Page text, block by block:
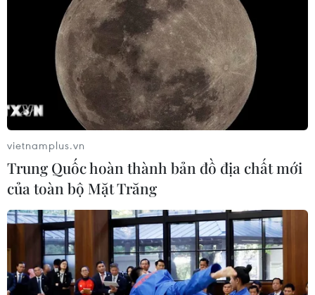
Công tác Dư luận Xã hội năm 2024 cần
tiếp tục tập trung đổi mới nội dung
19/12/2023 05:34
Với phương châm “nhạy bén, thiết thực, hiệu quả," công
tác Dư luận Xã hội cần tiếp tục quán triệt và nhận thức
công tác dư luận xã hội.
vietnamplus.vn
Trung Quốc hoàn thành bản đồ địa chất mới
của toàn bộ Mặt Trăng